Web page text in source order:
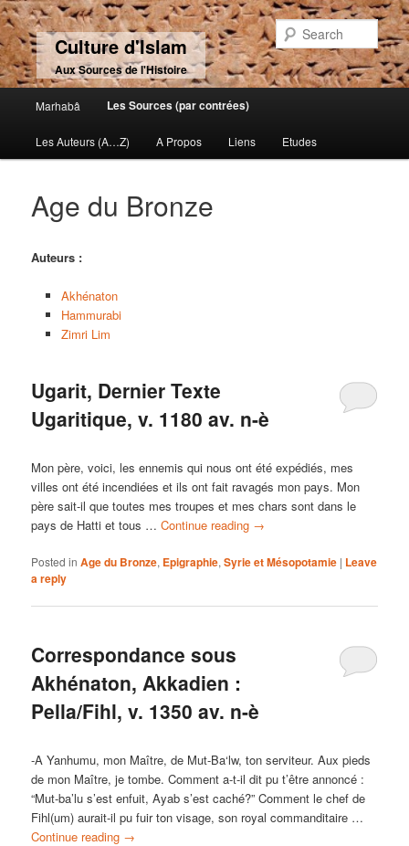
Culture d'Islam
Aux Sources de l'Histoire
Skip to primary content
Skip to secondary content
Marhabâ Les Sources (par contrées)
Les Auteurs (A…Z) A Propos Liens Etudes
Age du Bronze
Auteurs :
Akhénaton
Hammurabi
Zimri Lim
Ugarit, Dernier Texte
Ugaritique, v. 1180 av. n-è
Mon père, voici, les ennemis qui nous ont été expédiés, mes
villes ont été incendiées et ils ont fait ravagés mon pays. Mon
père sait-il que toutes mes troupes et mes chars sont dans le
pays de Hatti et tous …Continue reading →
Posted in Age du Bronze, Epigraphie,Syrie et Mésopotamie | Leave
a reply
Correspondance sous
Akhénaton, Akkadien :
Pella/Fihl, v. 1350 av. n-è
-A Yanhumu, mon Maître, de Mut-Ba‘lw, ton serviteur. Aux pieds
de mon Maître, je tombe. Comment a-t-il dit pu t’être annoncé :
“Mut-ba’lu s’est enfuit, Ayab s’est caché?” Comment le chef de
Fihl(um) aurait-il pu fuir ton visage, son royal commanditaire …
Continue reading →